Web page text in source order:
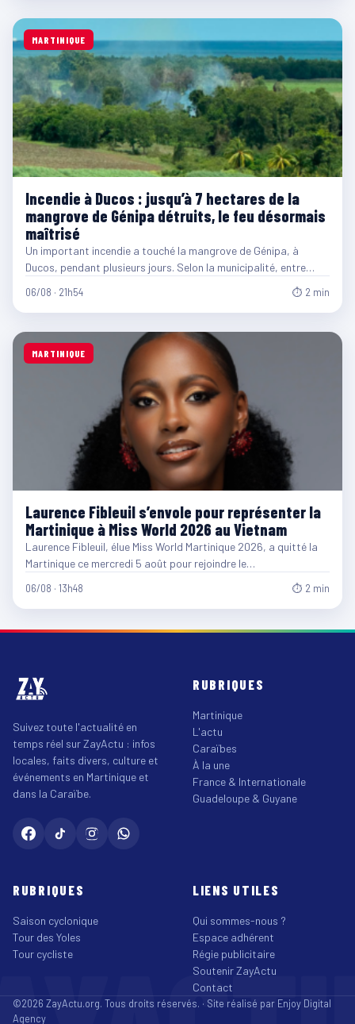
MARTINIQUE
Incendie à Ducos : jusqu’à 7 hectares de la
mangrove de Génipa détruits, le feu désormais
maîtrisé
Un important incendie a touché la mangrove de Génipa, à
Ducos, pendant plusieurs jours. Selon la municipalité, entre…
06/08 · 21h54 ⏱ 2 min
MARTINIQUE
Laurence Fibleuil s’envole pour représenter la
Martinique à Miss World 2026 au Vietnam
Laurence Fibleuil, élue Miss World Martinique 2026, a quitté la
Martinique ce mercredi 5 août pour rejoindre le…
06/08 · 13h48 ⏱ 2 min
Suivez toute l'actualité en
temps réel sur ZayActu : infos
locales, faits divers, culture et
événements en Martinique et
dans la Caraïbe.
RUBRIQUES
Martinique
L'actu
Caraïbes
À la une
France & Internationale
Guadeloupe & Guyane
RUBRIQUES
Saison cyclonique
Tour des Yoles
Tour cycliste
LIENS UTILES
Qui sommes-nous ?
Espace adhérent
Régie publicitaire
Soutenir ZayActu
Contact
©2026 ZayActu.org. Tous droits réservés. · Site réalisé par Enjoy Digital
Agency